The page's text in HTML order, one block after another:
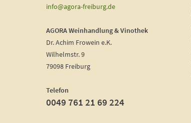
info@agora-freiburg.de
AGORA Weinhandlung & Vinothek
Dr. Achim Frowein e.K.
Wilhelmstr. 9
79098 Freiburg
Telefon
0049 761 21 69 224